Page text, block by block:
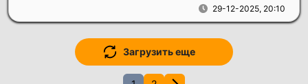
29-12-2025, 20:10
Загрузить еще